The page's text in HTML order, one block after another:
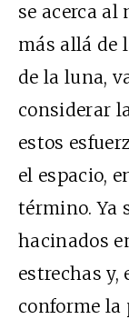
se acerca
más allá de
de la luna,
considerar
estos
el espacio,
término. Ya
hacinados
estrechas y,
conforme la